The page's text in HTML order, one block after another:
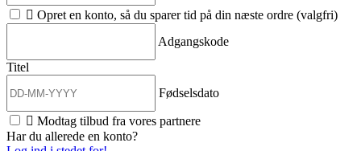
 Opret en konto, så du sparer tid på din næste ordre (valgfri)
Adgangskode
Titel
Fødselsdato
 Modtag tilbud fra vores partnere
Har du allerede en konto?